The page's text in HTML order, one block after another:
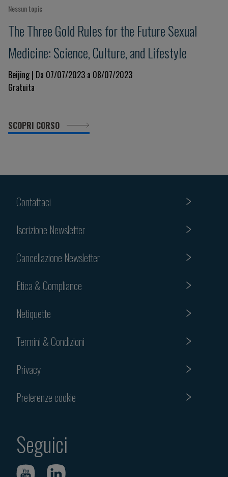
Nessun topic
The Three Gold Rules for the Future Sexual
Medicine: Science, Culture, and Lifestyle
Beijing | Da 07/07/2023 a 08/07/2023
Gratuita
SCOPRI CORSO
Contattaci
Iscrizione Newsletter
Cancellazione Newsletter
Etica & Compliance
Netiquette
Termini & Condizioni
Privacy
Preferenze cookie
Seguici